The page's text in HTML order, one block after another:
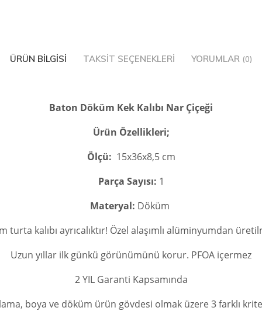
ÜRÜN BILGISI TAKSIT SEÇENEKLERI YORUMLAR (0)
Baton Döküm Kek Kalıbı Nar Çiçeği
Ürün Özellikleri;
Ölçü: 15x36x8,5 cm
Parça Sayısı: 1
Materyal: Döküm
turta kalıbı ayrıcalıktır! Özel alaşımlı alüminyumdan
Uzun yıllar ilk günkü görünümünü korur. PFOA içermez
2 YIL Garanti Kapsamında
boya ve döküm ürün gövdesi olmak üzere 3 farklı